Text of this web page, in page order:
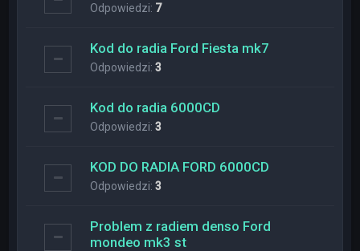
Odpowiedzi: 7
Kod do radia Ford Fiesta mk7
Odpowiedzi:3
Kod do radia 6000CD
Odpowiedzi:3
KOD DO RADIA FORD 6000CD
Odpowiedzi:3
Problem z radiem denso Ford
mondeo mk3 st